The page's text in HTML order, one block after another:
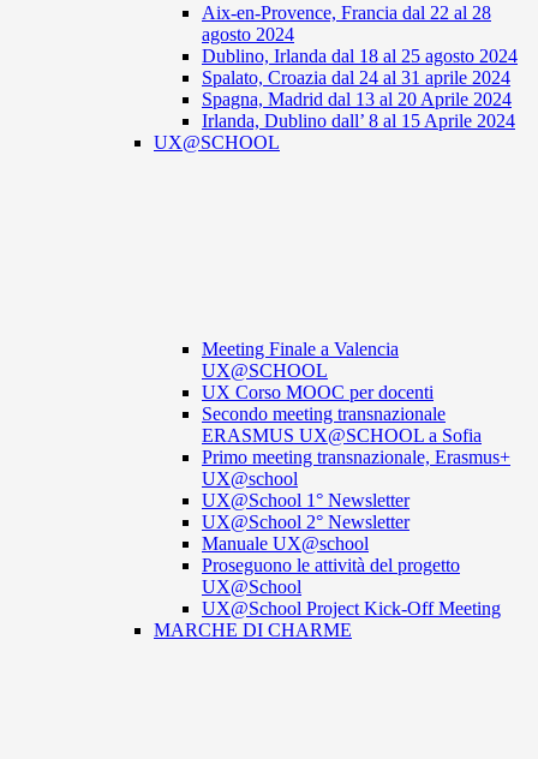
Aix-en-Provence, Francia dal 22 al 28
agosto 2024
Dublino, Irlanda dal 18 al 25 agosto 2024
Spalato, Croazia dal 24 al 31 aprile 2024
Spagna, Madrid dal 13 al 20 Aprile 2024
Irlanda, Dublino dall’ 8 al 15 Aprile 2024
UX@SCHOOL
Meeting Finale a Valencia
UX@SCHOOL
UX Corso MOOC per docenti
Secondo meeting transnazionale
ERASMUS UX@SCHOOL a Sofia
Primo meeting transnazionale, Erasmus+
UX@school
UX@School 1° Newsletter
UX@School 2° Newsletter
Manuale UX@school
Proseguono le attività del progetto
UX@School
UX@School Project Kick-Off Meeting
MARCHE DI CHARME